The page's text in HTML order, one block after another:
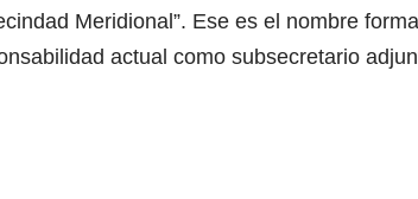
Meridional”. Ese es el nombre
actual como subsecretario